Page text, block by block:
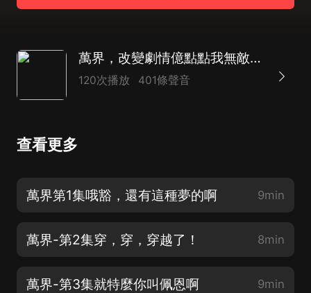
萬界，改變劇情億點點我無敵了|精品雙播|火影世界|都市玄幻
120次播放 401條聲音
查看更多
萬界第1集哦豁，還有這種夢的啊 9min
萬界-第2集穿，穿，穿越了！ 8min
萬界-第3集就特麼你叫佩恩啊 9min